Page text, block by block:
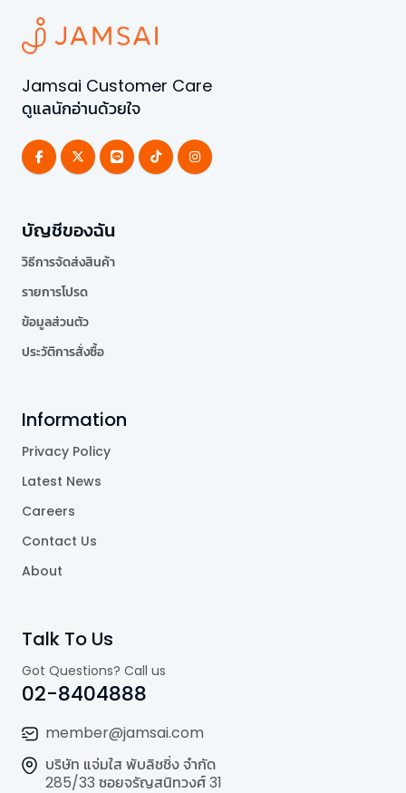
Jamsai Customer Care
ดูแลนักอ่านด้วยใจ
บัญชีของฉัน
วิธีการจัดส่งสินค้า
รายการโปรด
ข้อมูลส่วนตัว
ประวัติการสั่งซื้อ
Information
Privacy Policy
Latest News
Careers
Contact Us
About
Talk To Us
Got Questions? Call us
02-8404888
member@jamsai.com
บริษัท แจ่มใส พับลิชชิ่ง จำกัด
285/33 ซอยจรัญสนิทวงศ์ 31